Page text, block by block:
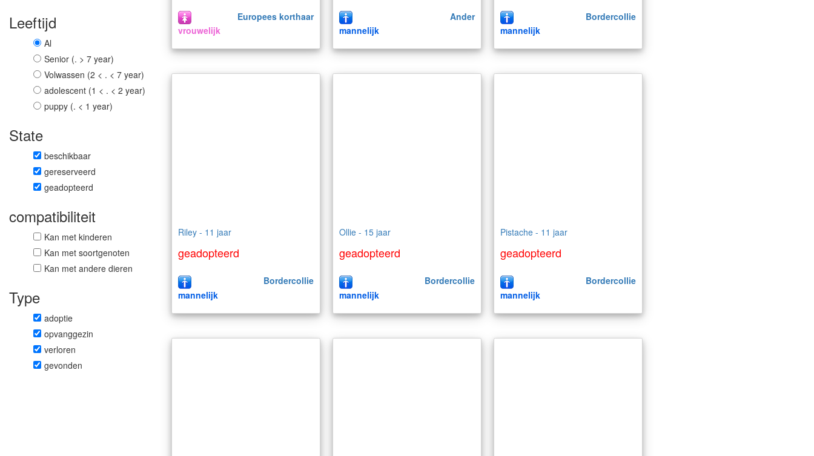
Leeftijd
Al
Senior (. > 7 year)
Volwassen (2 < . < 7 year)
adolescent (1 < . < 2 year)
puppy (. < 1 year)
State
beschikbaar
gereserveerd
geadopteerd
compatibiliteit
Kan met kinderen
Kan met soortgenoten
Kan met andere dieren
Type
adoptie
opvanggezin
verloren
gevonden
vrouwelijk
Europees korthaar
mannelijk
Ander
mannelijk
Bordercollie
Riley - 11 jaar
geadopteerd
mannelijk
Bordercollie
Ollie - 15 jaar
geadopteerd
mannelijk
Bordercollie
Pistache - 11 jaar
geadopteerd
mannelijk
Bordercollie